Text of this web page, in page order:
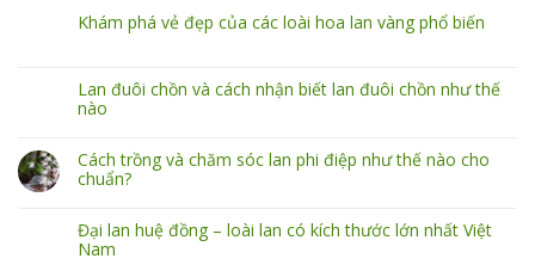
Khám phá vẻ đẹp của các loài hoa lan vàng phổ biến
Lan đuôi chồn và cách nhận biết lan đuôi chồn như thế
nào
Cách trồng và chăm sóc lan phi điệp như thế nào cho
chuẩn?
Đại lan huệ đồng – loài lan có kích thước lớn nhất Việt
Nam